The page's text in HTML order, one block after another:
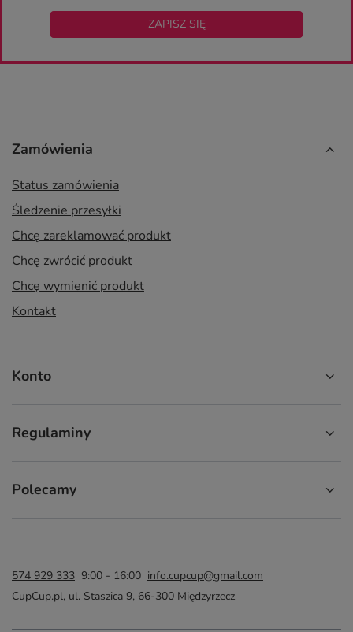
ZAPISZ SIĘ
Zamówienia
Status zamówienia
Śledzenie przesyłki
Chcę zareklamować produkt
Chcę zwrócić produkt
Chcę wymienić produkt
Kontakt
Konto
Regulaminy
Polecamy
574 929 333 9:00 - 16:00 info.cupcup@gmail.com
CupCup.pl, ul. Staszica 9, 66-300 Międzyrzecz